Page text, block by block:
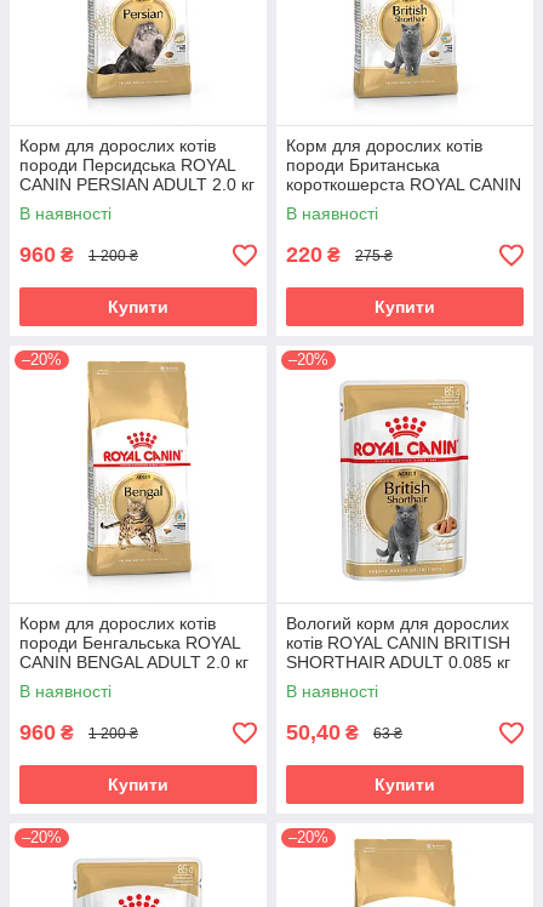
Корм для дорослих котів
породи Персидська ROYAL
CANIN PERSIAN ADULT 2.0 кг
В наявності
960 ₴ 1 200 ₴
Купити
Корм для дорослих котів
породи Британська
короткошерста ROYAL CANIN
BRITISH SHORTHAIR ADULT
0.4 кг
В наявності
220 ₴ 275 ₴
Купити
–20%
Корм для дорослих котів
породи Бенгальська ROYAL
CANIN BENGAL ADULT 2.0 кг
В наявності
960 ₴ 1 200 ₴
Купити
–20%
Вологий корм для дорослих
котів ROYAL CANIN BRITISH
SHORTHAIR ADULT 0.085 кг
В наявності
50,40 ₴ 63 ₴
Купити
–20% –20%